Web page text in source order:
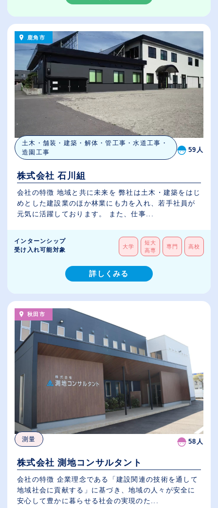
鹿角市
土木・舗装・建築・解体・管工事・水道工事・
造園工事
59人
株式会社 石川組
会社の特徴 地域と共に未来を 弊社は土木・建築をはじ
めとした建設業のほか林業にも力を入れ、若手社員が
元気に活躍しております。 また、仕事...
インターンシップ
受け入れ可能対象
大学
短大
高専
専門 高校
詳しくみる
秋田市
測量 58人
株式会社 測地コンサルタント
会社の特徴 企業理念である「建設関連の技術を通して
地域社会に貢献する」に基づき、地域の人々が安全に
安心して豊かに暮らせる社会の実現のた...